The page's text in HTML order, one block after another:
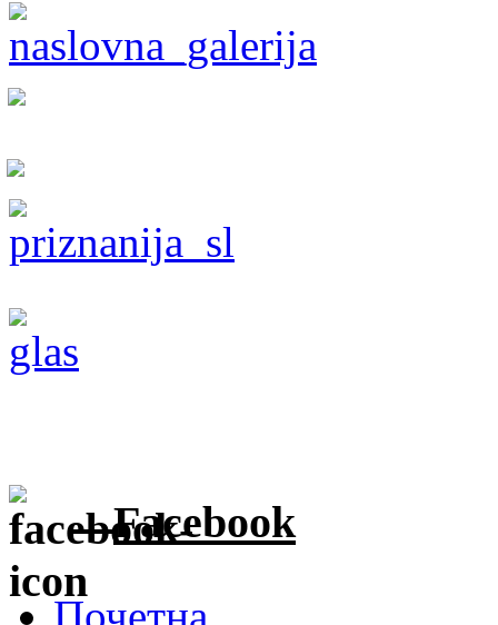
Facebook
Почетна